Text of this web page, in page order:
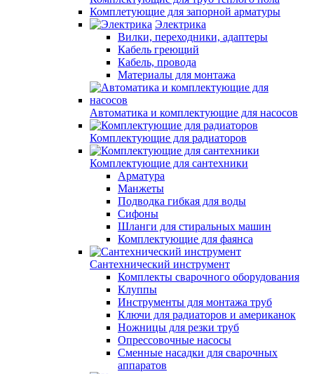
Комплетующие для запорной арматуры
Электрика
Вилки, переходники, адаптеры
Кабель греющий
Кабель, провода
Материалы для монтажа
Автоматика и комплектующие для насосов
Комплектующие для радиаторов
Комплектующие для сантехники
Арматура
Манжеты
Подводка гибкая для воды
Сифоны
Шланги для стиральных машин
Комплектующие для фаянса
Сантехнический инструмент
Комплекты сварочного оборудования
Клуппы
Инструменты для монтажа труб
Ключи для радиаторов и американок
Ножницы для резки труб
Опрессовочные насосы
Сменные насадки для сварочных
аппаратов